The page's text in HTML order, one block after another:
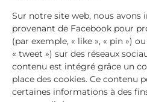
Sur notre site web, nous avons
provenant de Facebook pour
(par exemple, « like », « pin »)
« tweet ») sur des réseaux
contenu est intégré grâce un
place des cookies. Ce contenu
certaines informations à des